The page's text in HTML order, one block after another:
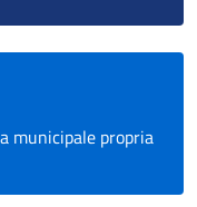
municipale propria